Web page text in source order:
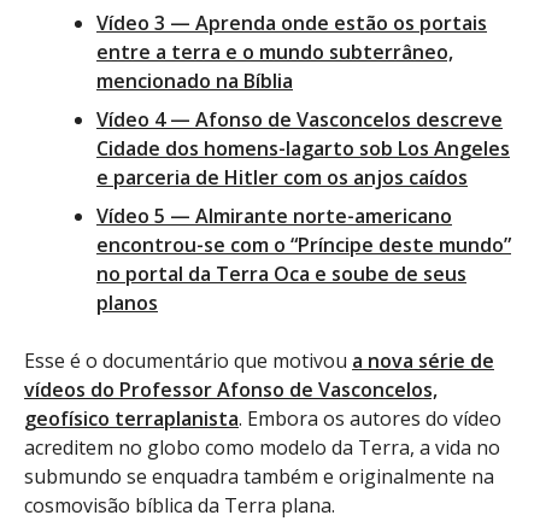
Vídeo 3 — Aprenda onde estão os portais
entre a terra e o mundo subterrâneo,
mencionado na Bíblia
Vídeo 4 — Afonso de Vasconcelos descreve
Cidade dos homens-lagarto sob Los Angeles
e parceria de Hitler com os anjos caídos
Vídeo 5 — Almirante norte-americano
encontrou-se com o “Príncipe deste mundo”
no portal da Terra Oca e soube de seus
planos
Esse é o documentário que motivou a nova série de
vídeos do Professor Afonso de Vasconcelos,
geofísico terraplanista. Embora os autores do vídeo
acreditem no globo como modelo da Terra, a vida no
submundo se enquadra também e originalmente na
cosmovisão bíblica da Terra plana.